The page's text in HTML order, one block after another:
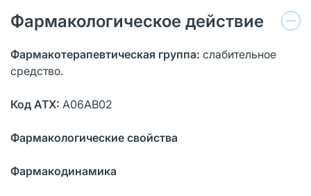
Фармакологическое действие
Фармакотерапевтическая группа: слабительное
средство.
Код АТХ: А06АВ02
Фармакологические свойства
Фармакодинамика